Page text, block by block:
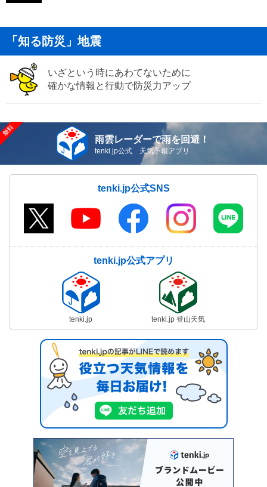
「知る防災」地震
いざという時にあわてないために
確かな情報と行動で防災力アップ
雨雲レーダーで雨を回避！
tenki.jp公式 天気予報アプリ
tenki.jp公式SNS
tenki.jp公式アプリ
tenki.jp tenki.jp 登山天気